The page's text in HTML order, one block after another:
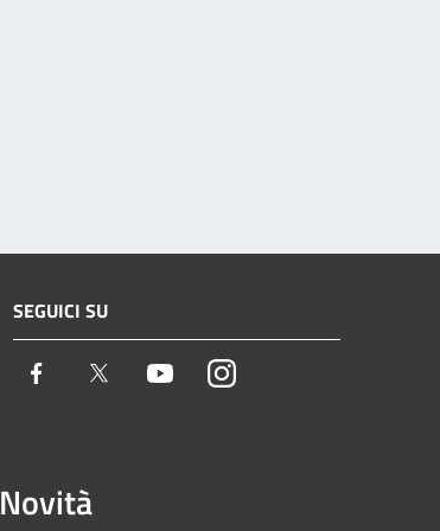
SEGUICI SU
Facebook Twitter YoutubeInstagram
Novità